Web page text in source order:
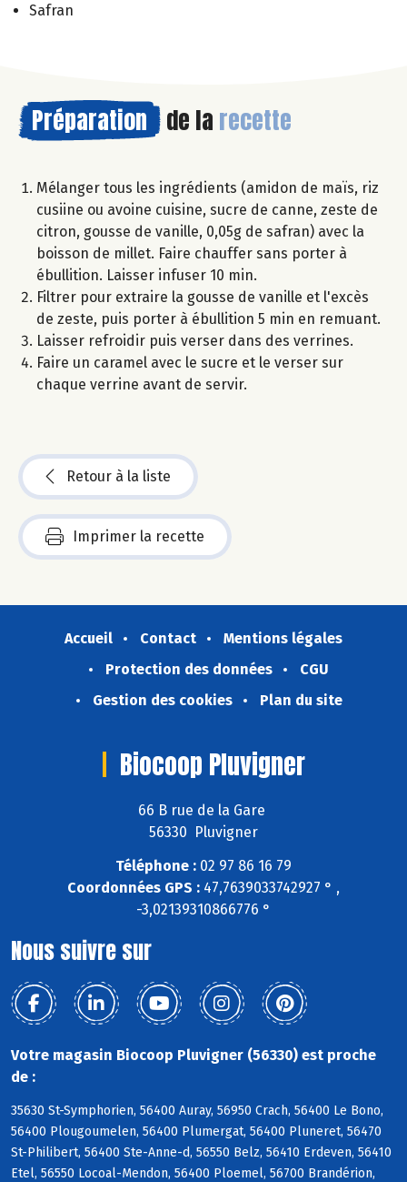
Safran
Préparation de la recette
Mélanger tous les ingrédients (amidon de maïs, riz
cusiine ou avoine cuisine, sucre de canne, zeste de
citron, gousse de vanille, 0,05g de safran) avec la
boisson de millet. Faire chauffer sans porter à
ébullition. Laisser infuser 10 min.
Filtrer pour extraire la gousse de vanille et l'excès
de zeste, puis porter à ébullition 5 min en remuant.
Laisser refroidir puis verser dans des verrines.
Faire un caramel avec le sucre et le verser sur
chaque verrine avant de servir.
Retour à la liste
Imprimer la recette
Accueil Contact
Mentions légales
Protection des données
CGU
Gestion des cookies
Plan du site
Biocoop Pluvigner
66 B rue de la Gare
56330 Pluvigner
Téléphone : 02 97 86 16 79
Coordonnées GPS : 47,7639033742927 ° ,
-3,02139310866776 °
Nous suivre sur
Votre magasin Biocoop Pluvigner (56330) est proche
de :
35630 St-Symphorien, 56400 Auray, 56950 Crach, 56400 Le Bono,
56400 Plougoumelen, 56400 Plumergat, 56400 Pluneret, 56470
St-Philibert, 56400 Ste-Anne-d, 56550 Belz, 56410 Erdeven, 56410
Etel, 56550 Locoal-Mendon, 56400 Ploemel, 56700 Brandérion,